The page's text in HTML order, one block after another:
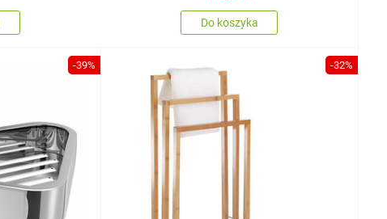
Do koszyka
-39% -32%